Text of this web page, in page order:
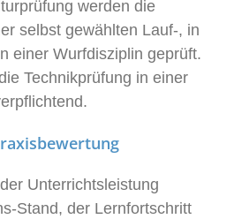
werden die
selbst gewählten Lauf-, in
einer Wurfdisziplin geprüft.
Technikprüfung in einer
Unterrichtsleistung
Stand, der Lernfortschritt